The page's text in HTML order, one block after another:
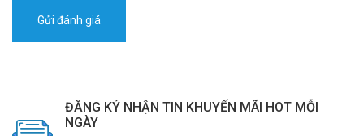
ĐĂNG KÝ NHẬN TIN KHUYẾN MÃI HOT MỖI
NGÀY